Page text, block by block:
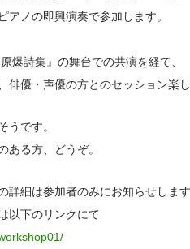
アノの即興演奏で参加します。
爆詩集』の舞台での共演を経て、
俳優・声優の方とのセッション楽し
うです。
ある方、どうぞ。
詳細は参加者のみにお知らせします
以下のリンクにて